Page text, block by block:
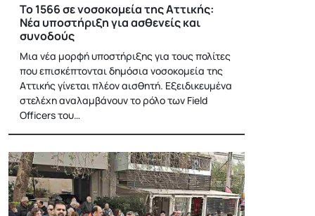
Το 1566 σε νοσοκομεία της Αττικής:
Νέα υποστήριξη για ασθενείς και
συνοδούς
Μια νέα μορφή υποστήριξης για τους πολίτες
που επισκέπτονται δημόσια νοσοκομεία της
Αττικής γίνεται πλέον αισθητή. Εξειδικευμένα
στελέχη αναλαμβάνουν το ρόλο των Field
Officers του…